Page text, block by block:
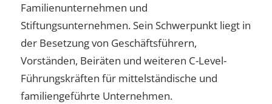
Familienunternehmen und
Stiftungsunternehmen. Sein Schwerpunkt liegt in
der Besetzung von Geschäftsführern,
Vorständen, Beiräten und weiteren C-Level-
Führungskräften für mittelständische und
familiengeführte Unternehmen.